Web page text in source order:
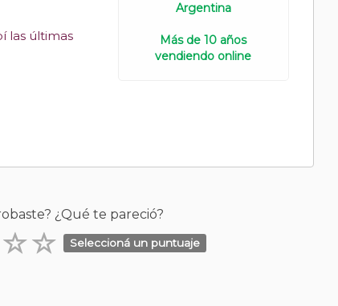
las últimas
Argentina
Más de 10 años
vendiendo online
¿Qué te pareció?
Seleccioná un puntuaje